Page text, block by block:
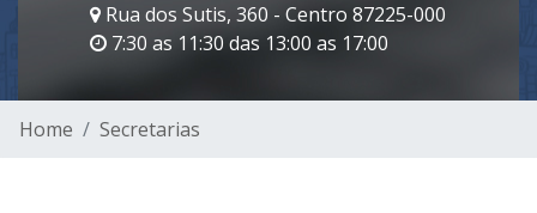
Rua dos Sutis, 360 - Centro 87225-000
7:30 as 11:30 das 13:00 as 17:00
Home Secretarias